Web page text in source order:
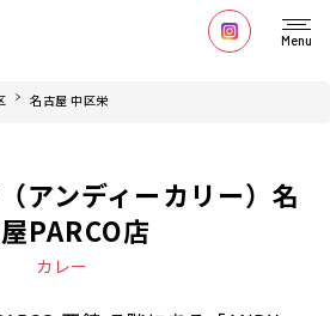
Menu
名古屋 中区栄
アンディーカリー）名
PARCO店
カレー